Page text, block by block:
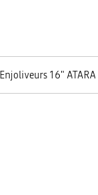
Enjoliveurs 16" ATARA